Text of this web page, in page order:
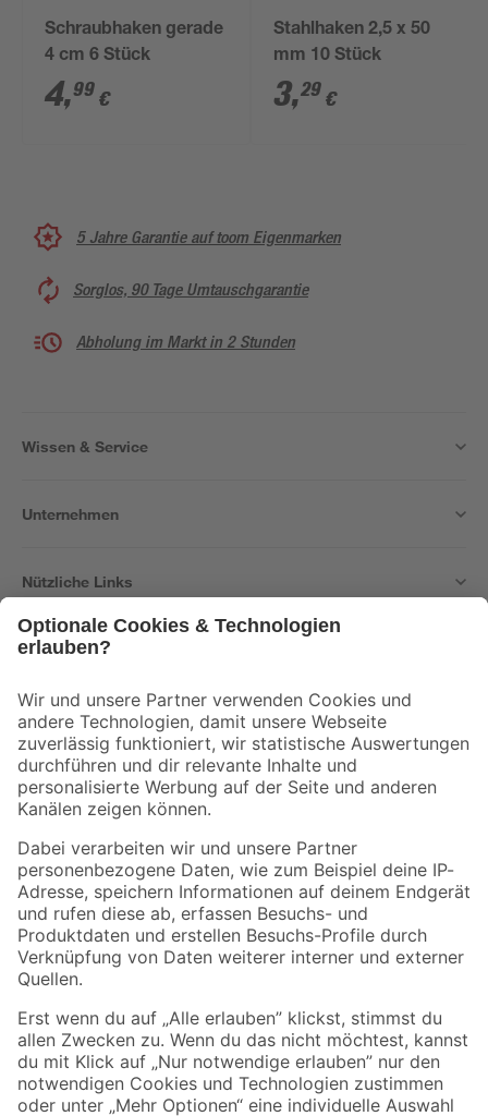
Schraubhaken gerade
4 cm 6 Stück
4,99 €
Stahlhaken 2,5 x 50
mm 10 Stück
3,29 €
5 Jahre Garantie auf toom Eigenmarken
Sorglos, 90 Tage Umtauschgarantie
Abholung im Markt in 2 Stunden
Wissen & Service
Unternehmen
Nützliche Links
Der toom Newsletter: Keine Angebote und Aktionen mehr verpassen!
Zur Newsletter Anmeldung
Folge uns
Zahlungsarten Versandarten
Sicher einkaufen
Jetzt die toom-App herunterladen